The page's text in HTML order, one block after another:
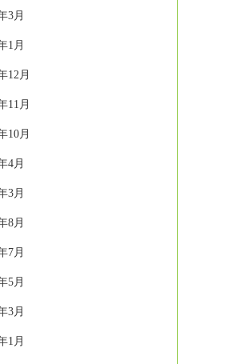
3月
1月
12月
11月
10月
4月
3月
8月
7月
5月
3月
1月